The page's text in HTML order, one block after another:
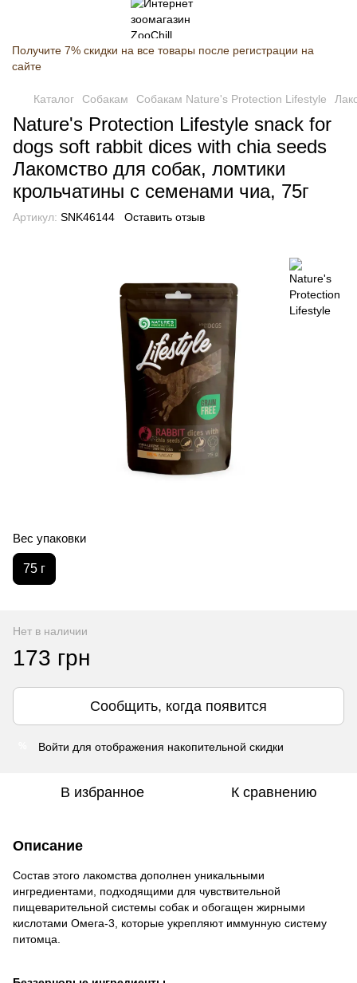
Получите 7% скидки на все товары после регистрации на
сайте
Каталог Собакам Собакам Nature's Protection Lifestyle
Nature's Protection Lifestyle snack for
dogs soft rabbit dices with chia seeds
Лакомство для собак, ломтики
крольчатины с семенами чиа, 75г
Артикул: SNK46144 Оставить отзыв
Вес упаковки
75 г
Нет в наличии
173 грн
Сообщить, когда появится
Войти для отображения накопительной скидки
В избранное К сравнению
Описание
Состав этого лакомства дополнен уникальными
ингредиентами, подходящими для чувствительной
пищеварительной системы собак и обогащен жирными
кислотами Омега-3, которые укрепляют иммунную систему
питомца.